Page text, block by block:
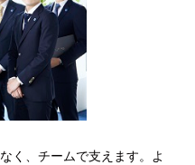
く、チームで支えます。よ